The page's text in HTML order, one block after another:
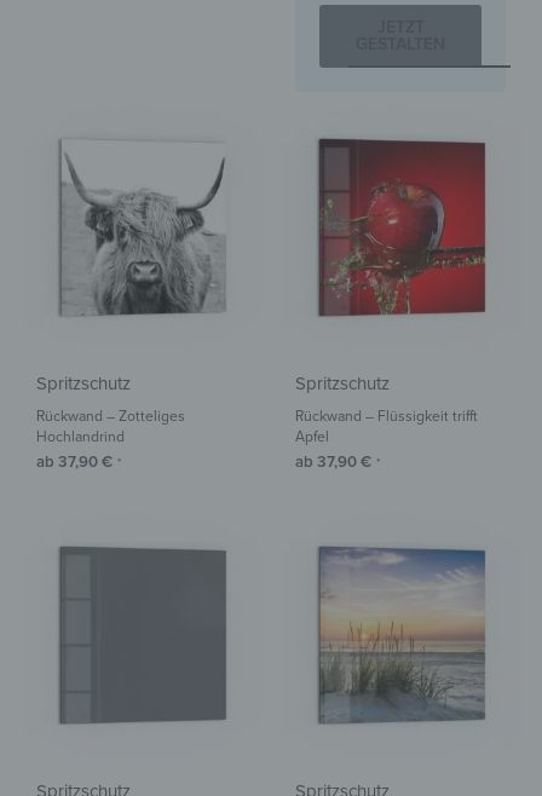
Spritzschutz
Rückwand – Zotteliges
Hochlandrind
ab 37,90€ *
Spritzschutz
Rückwand – Flüssigkeit trifft
Apfel
ab 37,90€ *
Spritzschutz Spritzschutz